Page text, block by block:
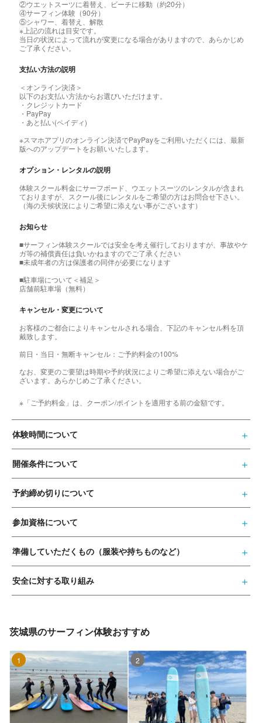
②ウエットスーツに着替え、ビーチに移動（約20分）
④サーフィン体験（90分）
⑤シャワー、着替え、解散
※上記の流れは目安です。
当日の状況によって流れが変更になる場合がありますので、あらかじめ
ご了承ください。
支払い方法の説明
＜オンライン決済＞
以下のお支払い方法からお選びいただけます。
・クレジットカード
・PayPay
・あと払い(ペイディ)
※スマホアプリのオンライン決済でPayPayをご利用いただくには、最新
版へのアップデートをお願いいたします。
オプション・レンタルの説明
体験スクール料金にサーフボード、ウエットスーツのレンタルが含まれ
ておりますが、スクール後にレンタルをご希望の方はお問合せ下さい。
（海の天候状況によりご希望に添えない事がございます）
お知らせ
■サーフィン体験スクールでは安全を考え催行しておりますが、事故やケ
ガ等の補償責任は負いかねますのでご了承ください
■未成年者の方は保護者の同伴が必要になります
■駐車場について＜補足＞
店舗前駐車場（無料）
キャンセル・変更について
お客様のご都合によりキャンセルされる場合、下記のキャンセル料を頂
戴致します。
前日・当日・無断キャンセル：ご予約料金の100%
なお、変更のご要望は時期や予約状況によりご希望に添えない場合がご
ざいます。あらかじめご了承ください。
※「ご予約料金」は、クーポン/ポイントを適用する前の金額です。
体験時間について
開催条件について
予約締め切りについて
参加資格について
準備していただくもの（服装や持ちものなど）
安全に対する取り組み
茨城県のサーフィン体験おすすめ
1位 2位